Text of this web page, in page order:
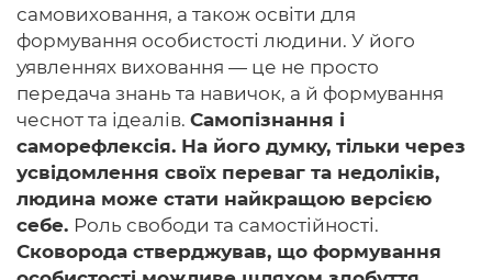
самовиховання, а також освіти для
формування особистості людини. У його
уявленнях виховання — це не просто
передача знань та навичок, а й формування
чеснот та ідеалів. Самопізнання і
саморефлексія. На його думку, тільки через
усвідомлення своїх переваг та недоліків,
людина може стати найкращою версією
себе. Роль свободи та самостійності.
Сковорода стверджував, що формування